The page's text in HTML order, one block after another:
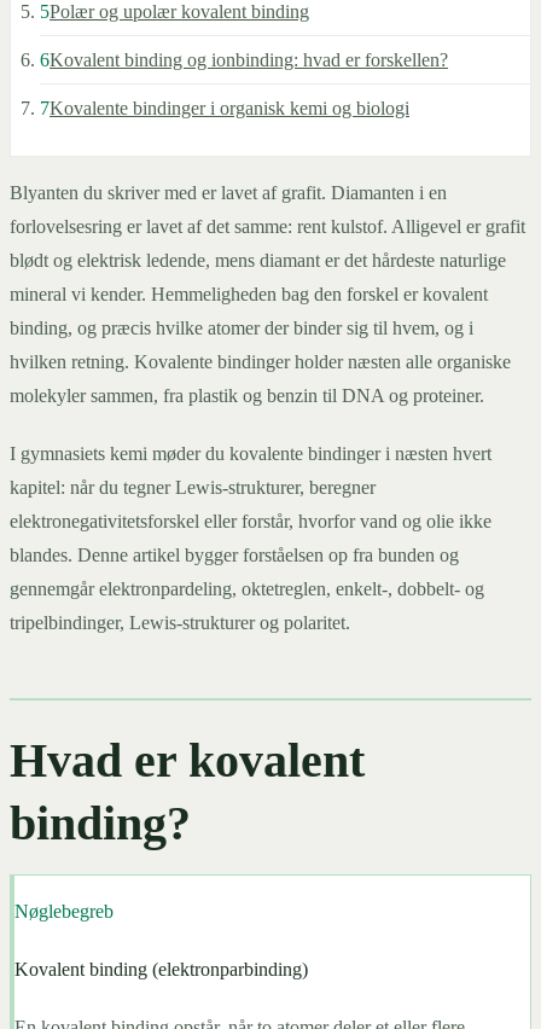
5Polær og upolær kovalent binding
6Kovalent binding og ionbinding: hvad er forskellen?
7Kovalente bindinger i organisk kemi og biologi
Blyanten du skriver med er lavet af grafit. Diamanten i en
forlovelsesring er lavet af det samme: rent kulstof. Alligevel er grafit
blødt og elektrisk ledende, mens diamant er det hårdeste naturlige
mineral vi kender. Hemmeligheden bag den forskel er kovalent
binding, og præcis hvilke atomer der binder sig til hvem, og i
hvilken retning. Kovalente bindinger holder næsten alle organiske
molekyler sammen, fra plastik og benzin til DNA og proteiner.
I gymnasiets kemi møder du kovalente bindinger i næsten hvert
kapitel: når du tegner Lewis-strukturer, beregner
elektronegativitetsforskel eller forstår, hvorfor vand og olie ikke
blandes. Denne artikel bygger forståelsen op fra bunden og
gennemgår elektronpardeling, oktetreglen, enkelt-, dobbelt- og
tripelbindinger, Lewis-strukturer og polaritet.
Hvad er kovalent
binding?
Nøglebegreb
Kovalent binding (elektronparbinding)